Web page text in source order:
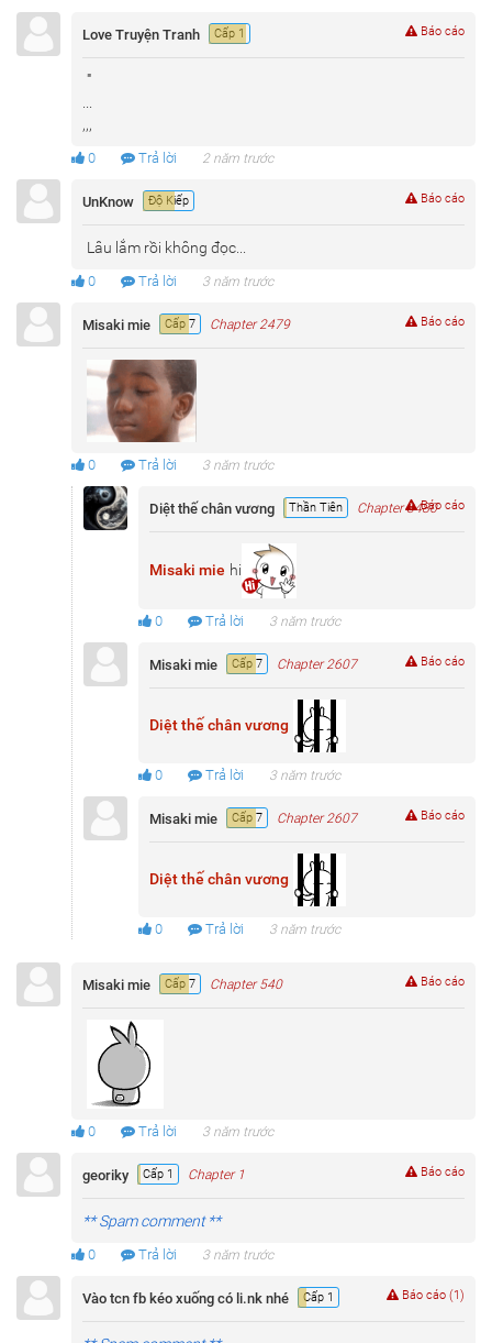
Love Truyện Tranh Cấp 1
'''
,,,
0 Trả lời 2 năm trước
Báo cáo
UnKnow Độ Kiếp
Lâu lắm rồi không đọc...
0 Trả lời 3 năm trước
Báo cáo
Misaki mie Cấp 7 Chapter 2479
0 Trả lời 3 năm trước
Báo cáo
Diệt thế chân vương Thần Tiên Chapter 3480
Misaki mie hi
0 Trả lời 3 năm trước
Báo cáo
Misaki mie Cấp 7 Chapter 2607
Diệt thế chân vương
0 Trả lời 3 năm trước
Báo cáo
Misaki mie Cấp 7 Chapter 2607
Diệt thế chân vương
0 Trả lời 3 năm trước
Báo cáo
Misaki mie Cấp 7 Chapter 540
0 Trả lời 3 năm trước
Báo cáo
georiky Cấp 1 Chapter 1
** Spam comment **
0 Trả lời 3 năm trước
Báo cáo
Vào tcn fb kéo xuống có li.nk nhé Cấp 1 Báo cáo (1)